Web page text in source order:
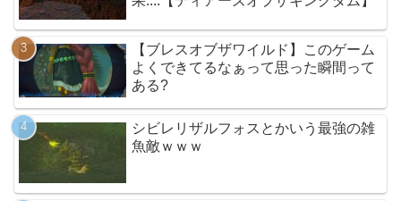
【ブレスオブザワイルド】このゲーム
よくできてるなぁって思った瞬間って
ある?
シビレリザルフォスとかいう最強の雑
魚敵ｗｗｗ